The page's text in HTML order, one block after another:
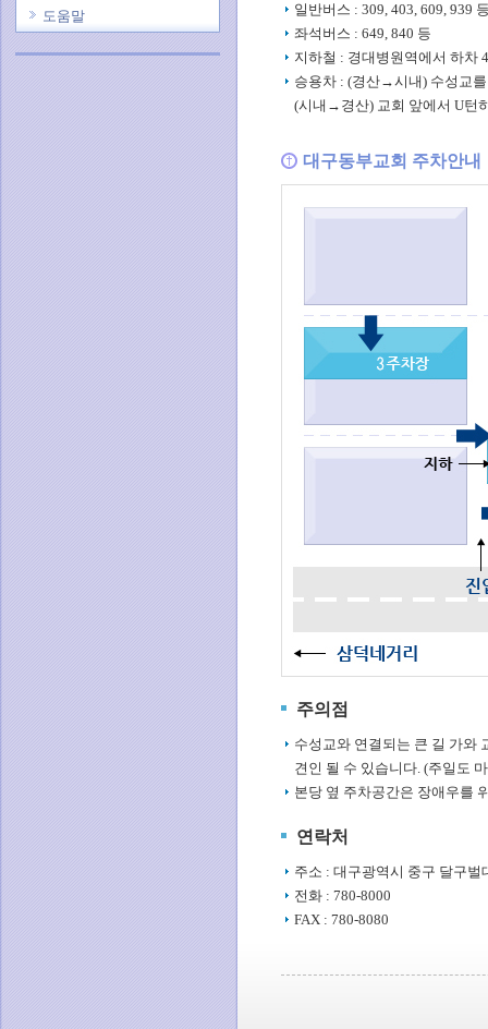
도움말
일반버스 : 309, 403, 609, 939
좌석버스 : 649, 840 등
지하철 : 경대병원역에서 하차
승용차 : (경산→시내) 수성교
(시내→경산) 교회 앞에서 U턴
대구동부교회 주차안내
주의점
수성교와 연결되는 큰 길 가와
견인 될 수 있습니다. (주일도
본당 옆 주차공간은 장애우를
연락처
주소 : 대구광역시 중구 달구벌
전화 : 780-8000
FAX : 780-8080